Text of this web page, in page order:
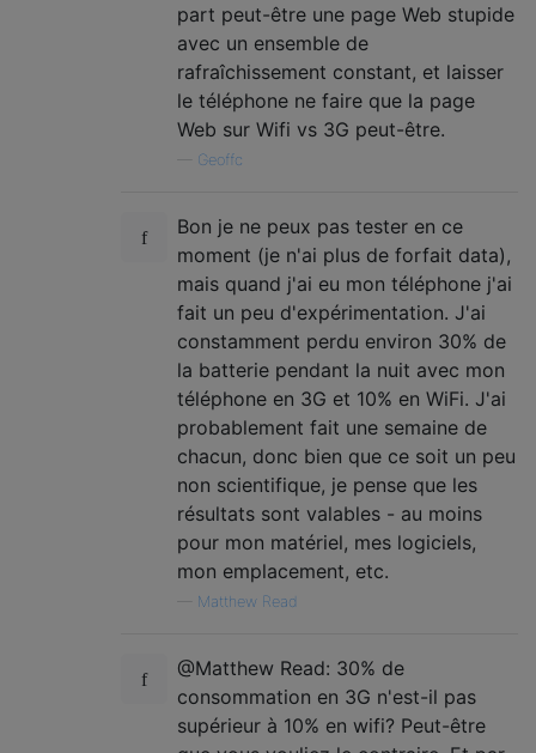
part peut-être une page Web stupide
avec un ensemble de
rafraîchissement constant, et laisser
le téléphone ne faire que la page
Web sur Wifi vs 3G peut-être.
Geoffc
Bon je ne peux pas tester en ce
moment (je n'ai plus de forfait data),
mais quand j'ai eu mon téléphone j'ai
fait un peu d'expérimentation. J'ai
constamment perdu environ 30% de
la batterie pendant la nuit avec mon
téléphone en 3G et 10% en WiFi. J'ai
probablement fait une semaine de
chacun, donc bien que ce soit un peu
non scientifique, je pense que les
résultats sont valables - au moins
pour mon matériel, mes logiciels,
mon emplacement, etc.
Matthew Read
@Matthew Read: 30% de
consommation en 3G n'est-il pas
supérieur à 10% en wifi? Peut-être